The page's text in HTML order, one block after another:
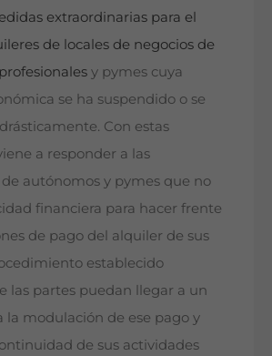
extraordinarias para el
de locales de negocios de
y pymes cuya
se ha suspendido o se
Con estas
a responder a las
autónomos y pymes que no
financiera para hacer frente
de pago del alquiler de sus
establecido
las partes puedan llegar a un
la modulación de ese pago y
de sus actividades